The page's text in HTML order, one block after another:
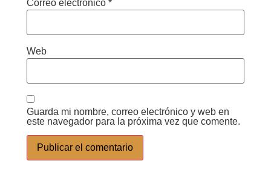
Correo electrónico *
Web
Guarda mi nombre, correo electrónico y web en
este navegador para la próxima vez que comente.